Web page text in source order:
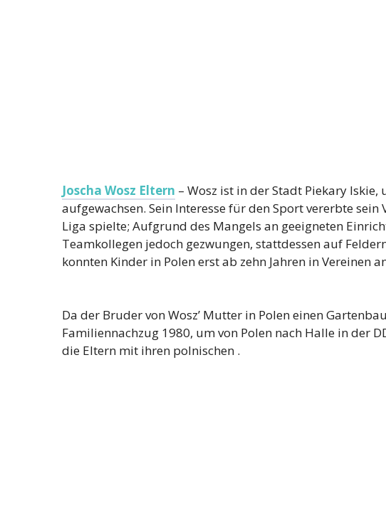
Joscha Wosz Eltern – Wosz ist in der Stadt Piekary
aufgewachsen. Sein Interesse für den Sport vererbte
Liga spielte; Aufgrund des Mangels an geeigneten
Teamkollegen jedoch gezwungen, stattdessen auf
konnten Kinder in Polen erst ab zehn Jahren in Vereinen
Da der Bruder von Wosz’ Mutter in Polen einen
Familiennachzug 1980, um von Polen nach Halle in der
die Eltern mit ihren polnischen .